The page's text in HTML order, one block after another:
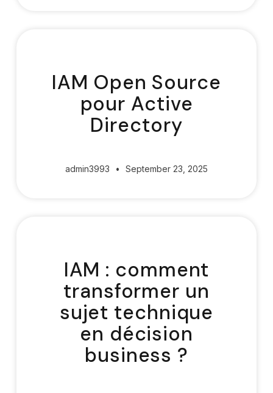
IAM Open Source
pour Active
Directory
admin3993 September 23, 2025
IAM : comment
transformer un
sujet technique
en décision
business ?